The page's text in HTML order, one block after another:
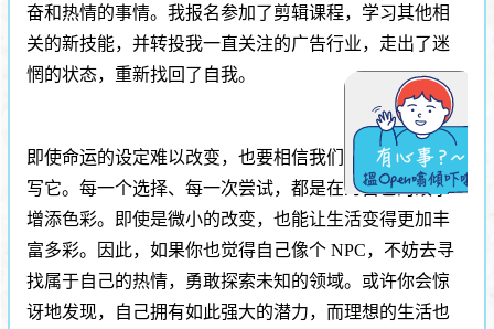
奋和热情的事情。我报名参加了剪辑课程，学习其他相
关的新技能，并转投我一直关注的广告行业，走出了迷
惘的状态，重新找回了自我。
即使命运的设定难以改变，也要相信我们有能力重新改
写它。每一个选择、每一次尝试，都是在为自己的故事
增添色彩。即使是微小的改变，也能让生活变得更加丰
富多彩。因此，如果你也觉得自己像个 NPC，不妨去寻
找属于自己的热情，勇敢探索未知的领域。或许你会惊
讶地发现，自己拥有如此强大的潜力，而理想的生活也